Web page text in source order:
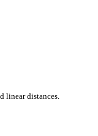
linear distances.